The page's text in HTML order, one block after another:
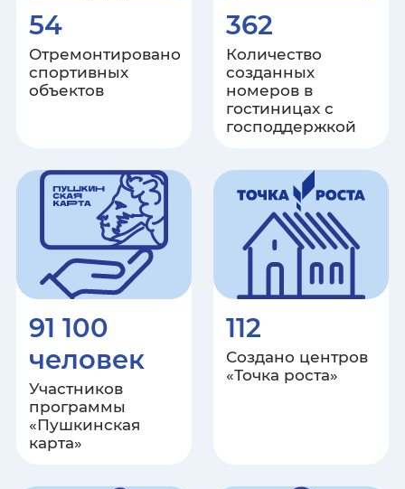
Оренбургская область
Орловская область
Пензенская область
Пермский край
Приморский край
Псковская область
Ростовская область
Рязанская область
Самарская область
Санкт-Петербург
54
Отремонтировано
спортивных
объектов
362
Количество
созданных
номеров в
гостиницах с
господдержкой
91 100
человек
Участников
программы
«Пушкинская
карта»
112
Создано центров
«Точка роста»